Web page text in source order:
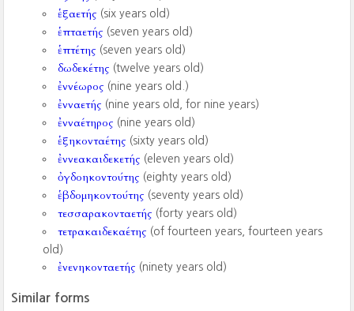
ἑξαετής (six years old)
ἑπταετής (seven years old)
ἑπτέτης (seven years old)
δωδεκέτης (twelve years old)
ἐννέωρος (nine years old.)
ἐνναετής (nine years old, for nine years)
ἐνναέτηρος (nine years old)
ἑξηκονταέτης (sixty years old)
ἐννεακαιδεκετής (eleven years old)
ὀγδοηκοντούτης (eighty years old)
ἑβδομηκοντούτης (seventy years old)
τεσσαρακονταετής (forty years old)
τετρακαιδεκαέτης (of fourteen years, fourteen years
old)
ἐνενηκονταετής (ninety years old)
Similar forms